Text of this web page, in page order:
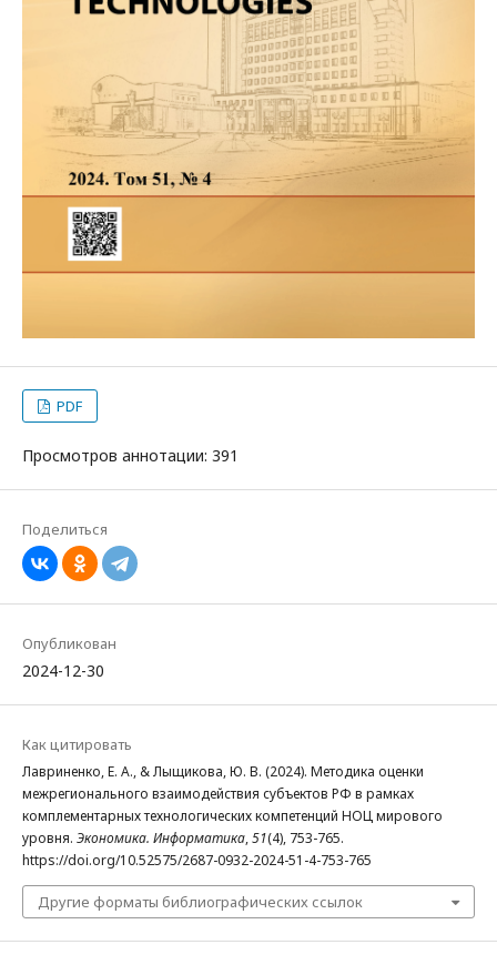
PDF
Просмотров аннотации: 391
Поделиться
Опубликован
2024-12-30
Как цитировать
Лавриненко, Е. А., & Лыщикова, Ю. В. (2024). Методика оценки
межрегионального взаимодействия субъектов РФ в рамках
комплементарных технологических компетенций НОЦ мирового
уровня. Экономика. Информатика,51(4), 753-765.
https://doi.org/10.52575/2687-0932-2024-51-4-753-765
Другие форматы библиографических ссылок